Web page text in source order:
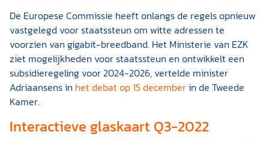
De Europese Commissie heeft onlangs de regels opnieuw
vastgelegd voor staatssteun om witte adressen te
voorzien van gigabit-breedband. Het Ministerie van EZK
ziet mogelijkheden voor staatssteun en ontwikkelt een
subsidieregeling voor 2024-2026, vertelde minister
Adriaansens in het debat op 15 decemberin de Tweede
Kamer.
Interactieve glaskaart Q3-2022